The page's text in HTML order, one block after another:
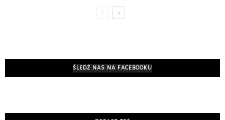
ŚLEDŹ NAS NA FACEBOOKU